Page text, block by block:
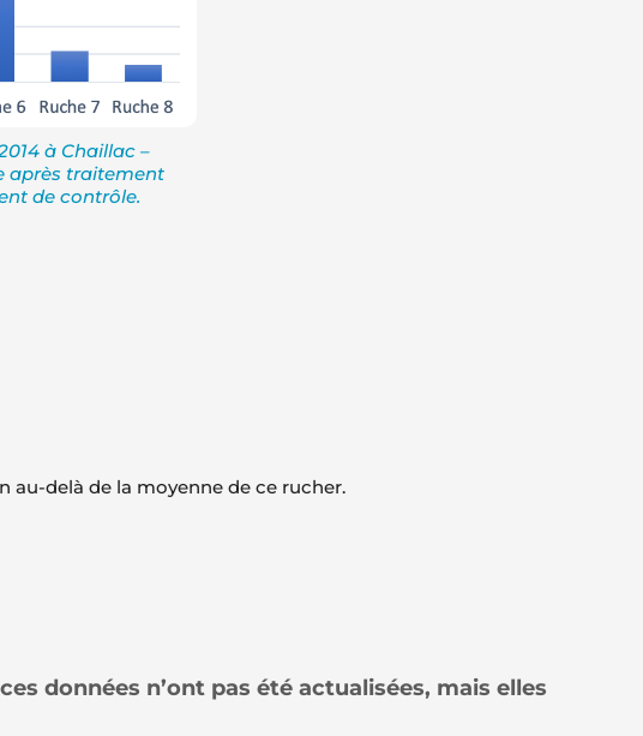
à Chaillac –
après traitement
de contrôle.
au-delà de la moyenne de ce rucher.
données n’ont pas été actualisées, mais elles